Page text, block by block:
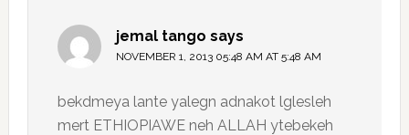
jemal tango says
NOVEMBER 1, 2013 05:48 AM AT 5:48 AM
bekdmeya lante yalegn adnakot lglesleh
mert ETHIOPIAWE neh ALLAH ytebekeh